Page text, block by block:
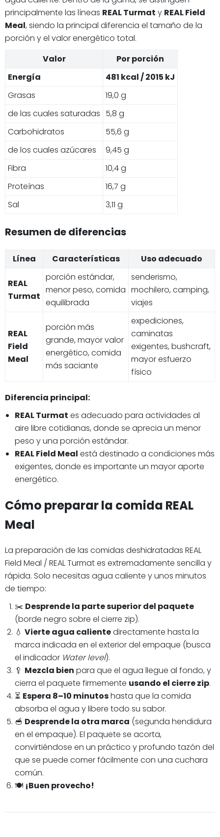
principalmente las líneas REAL Turmat y REAL Field
Meal, siendo la principal diferencia el tamaño de la
porción y el valor energético total.
Valor
Por porción
Energía
481 kcal / 2015 kJ
Grasas
19,0 g
de las cuales saturadas 5,8 g
Carbohidratos
55,6 g
de los cuales azúcares
9,45 g
Fibra
10,4 g
Proteínas
16,7 g
Sal
3,11 g
Resumen de diferencias
Línea Características Uso adecuado
REAL
Turmat
porción estándar,
menor peso, comida
equilibrada
senderismo,
mochilero, camping,
viajes
REAL
Field
Meal
porción más
grande, mayor valor
energético, comida
más saciante
expediciones,
caminatas
exigentes, bushcraft,
mayor esfuerzo
físico
Diferencia principal:
REAL Turmat es adecuado para actividades al
aire libre cotidianas, donde se aprecia un menor
peso y una porción estándar.
REAL Field Meal está destinado a condiciones más
exigentes, donde es importante un mayor aporte
energético.
Cómo preparar la comida REAL
Meal
La preparación de las comidas deshidratadas REAL
Field Meal / REAL Turmat es extremadamente sencilla y
rápida. Solo necesitas agua caliente y unos minutos
de tiempo:
✂️ Desprende la parte superior del paquete
(borde negro sobre el cierre zip).
💧 Vierte agua calientedirectamente hasta la
marca indicada en el exterior del empaque (busca
el indicador Water level).
🥄 Mezcla bien para que el agua llegue al fondo, y
cierra el paquete firmemente usando el cierre zip.
⏳ Espera 8–10 minutoshasta que la comida
absorba el agua y libere todo su sabor.
🥣 Desprende la otra marca (segunda hendidura
en el empaque). El paquete se acorta,
convirtiéndose en un práctico y profundo tazón del
que se puede comer fácilmente con una cuchara
común.
🍽️ ¡Buen provecho!